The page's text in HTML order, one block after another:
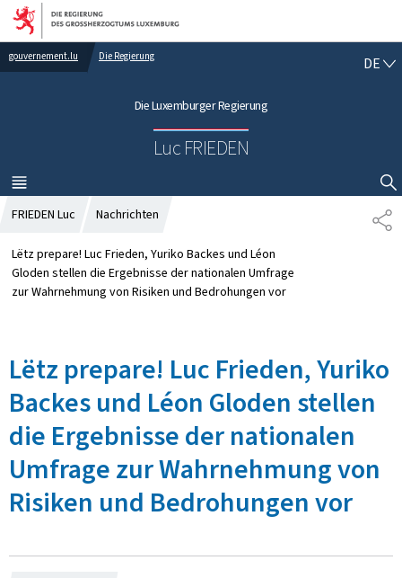
Zur Hauptnavigation
Zum Inhalt
gouvernement.lu Die Regierung
Die Luxemburger Regierung
Luc FRIEDEN
DED
H
MENÜ
HAUPT-
SUCHFLED ANZEIGEN / SCHLIESSEN
T
E
FRIEDEN Luc Nachrichten
Lëtz prepare! Luc Frieden, Yuriko Backes und Léon
Gloden stellen die Ergebnisse der nationalen Umfrage
zur Wahrnehmung von Risiken und Bedrohungen vor
Lëtz prepare! Luc Frieden, Yuriko
Backes und Léon Gloden stellen
die Ergebnisse der nationalen
Umfrage zur Wahrnehmung von
Risiken und Bedrohungen vor